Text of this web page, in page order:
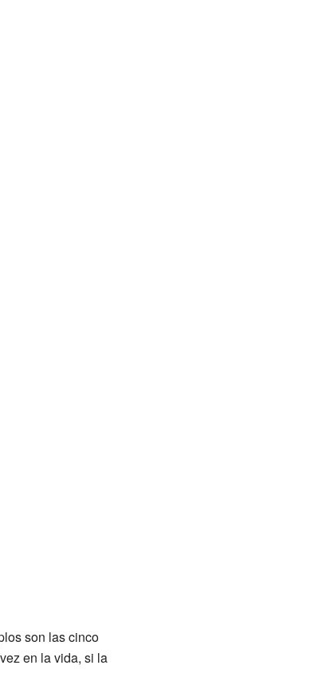
son las cinco
en la vida, si la